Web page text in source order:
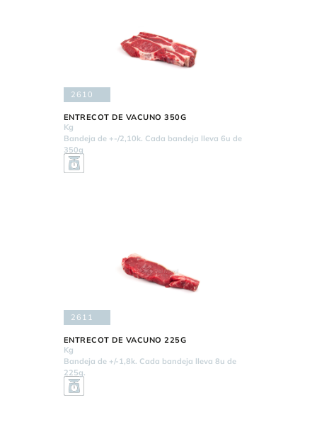
2610
ENTRECOT DE VACUNO 350G
Kg
Bandeja de +-/2,10k. Cada bandeja lleva 6u de
350g
2611
ENTRECOT DE VACUNO 225G
Kg
Bandeja de +/-1,8k. Cada bandeja lleva 8u de
225g.